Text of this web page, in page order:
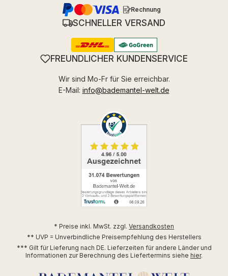
Rechnung
SCHNELLER VERSAND
FREUNDLICHER KUNDENSERVICE
Wir sind Mo-Fr für Sie erreichbar.
E-Mail: info@bademantel-welt.de
* Preise inkl. MwSt. zzgl. Versandkosten
** UVP = Unverbindliche Preisempfehlung des Herstellers
*** Gilt für Lieferung nach DE. Lieferzeiten für andere Länder und
Informationen zur Berechnung des Liefertermins siehe hier.